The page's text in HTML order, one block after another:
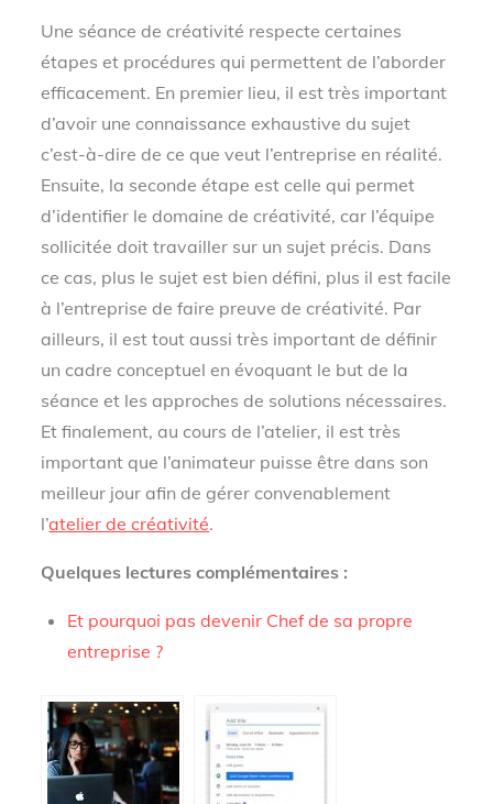
Une séance de créativité respecte certaines
étapes et procédures qui permettent de l’aborder
efficacement. En premier lieu, il est très important
d’avoir une connaissance exhaustive du sujet
c’est-à-dire de ce que veut l’entreprise en réalité.
Ensuite, la seconde étape est celle qui permet
d’identifier le domaine de créativité, car l’équipe
sollicitée doit travailler sur un sujet précis. Dans
ce cas, plus le sujet est bien défini, plus il est facile
à l’entreprise de faire preuve de créativité. Par
ailleurs, il est tout aussi très important de définir
un cadre conceptuel en évoquant le but de la
séance et les approches de solutions nécessaires.
Et finalement, au cours de l’atelier, il est très
important que l’animateur puisse être dans son
meilleur jour afin de gérer convenablement
l’atelier de créativité.
Quelques lectures complémentaires :
Et pourquoi pas devenir Chef de sa propre
entreprise ?